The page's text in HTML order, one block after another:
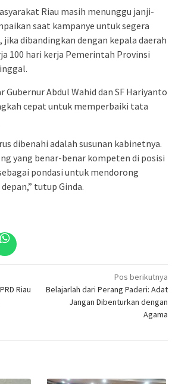
Riau masih menunggu janji-
saat kampanye untuk segera
jika dibandingkan dengan kepala daerah
100 hari kerja Pemerintah Provinsi
Gubernur Abdul Wahid dan SF Hariyanto
cepat untuk memperbaiki tata
dibenahi adalah susunan kabinetnya.
yang benar-benar kompeten di posisi
pondasi untuk mendorong
tutup Ginda.
Riau
Pos berikutnya
Belajarlah dari Perang Paderi: Adat
Jangan Dibenturkan dengan
Agama